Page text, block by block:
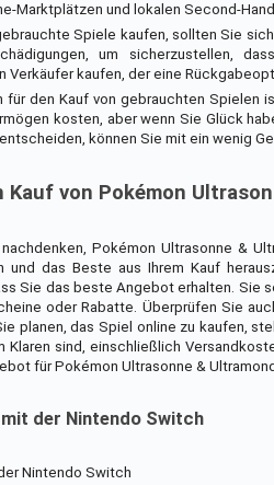
Marktplätzen und lokalen Second-
Spiele kaufen, sollten Sie
um sicherzustellen,
Verkäufer kaufen, der eine
für den Kauf von gebrauchten Spielen
kosten, aber wenn Sie Glück
können Sie mit ein wenig
Kauf von Pokémon
Pokémon Ultrasonne &
und das Beste aus Ihrem Kauf
Sie das beste Angebot erhalten. Sie
oder Rabatte. Überprüfen Sie
planen, das Spiel online zu kaufen,
Klaren sind, einschließlich
für Pokémon Ultrasonne &
der Nintendo Switch
Nintendo Switch